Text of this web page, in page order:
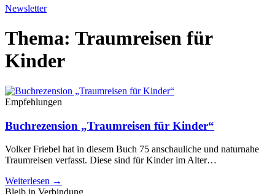
Newsletter
Thema: Traumreisen für
Kinder
Empfehlungen
Buchrezension „Traumreisen für Kinder“
Volker Friebel hat in diesem Buch 75 anschauliche und naturnahe
Traumreisen verfasst. Diese sind für Kinder im Alter…
Weiterlesen →